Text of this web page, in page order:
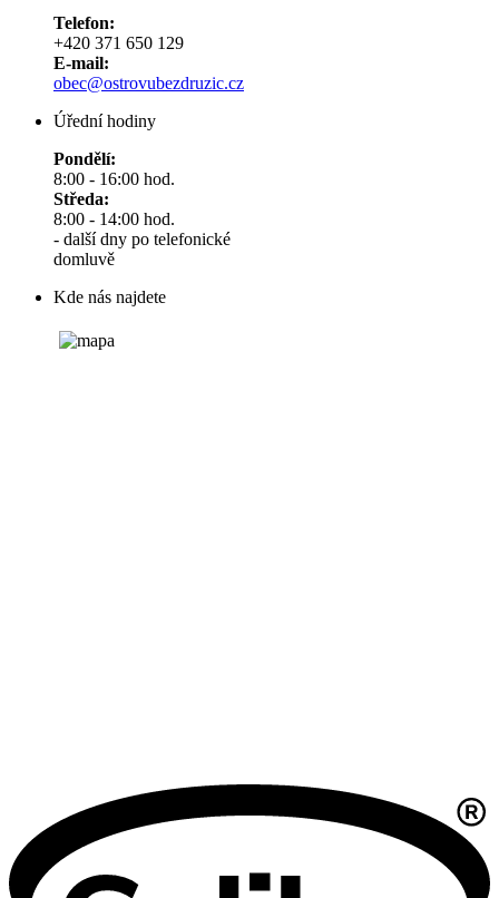
Telefon:
+420 371 650 129
E-mail:
obec@ostrovubezdruzic.cz
Úřední hodiny
Pondělí:
8:00 - 16:00 hod.
Středa:
8:00 - 14:00 hod.
- další dny po telefonické
domluvě
Kde nás najdete